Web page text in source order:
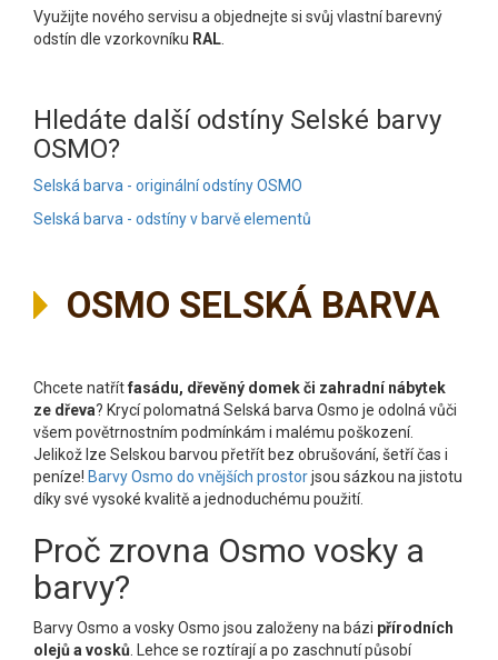
Využijte nového servisu a objednejte si svůj vlastní barevný
odstín dle vzorkovníku RAL
Hledáte další odstíny Selské barvy
OSMO?
Selská barva - originální odstíny OSMO
Selská barva - odstíny v barvě elementů
OSMO SELSKÁ BARVA
Chcete natřítfasádu, dřevěný domek či zahradní nábytek
ze dřeva? Krycí polomatná Selská barva Osmo je odolná vůči
všem povětrnostním podmínkám i malému poškození.
Jelikož lze Selskou barvou přetřít bez obrušování, šetří čas i
peníze! Barvy Osmo do vnějších prostorjsou sázkou na jistotu
díky své vysoké kvalitě a jednoduchému použití.
Proč zrovna Osmo vosky a
barvy?
Barvy Osmo a vosky Osmo jsou založeny na bázi přírodních
olejů a vosků . Lehce se roztírají a po zaschnutí působí